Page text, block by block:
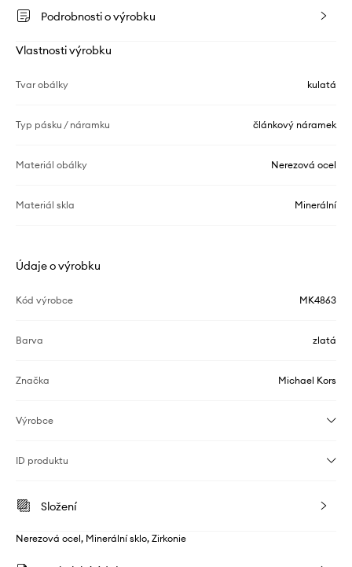
Podrobnosti o výrobku
Vlastnosti výrobku
Tvar obálky kulatá
Typ pásku / náramku článkový náramek
Materiál obálky Nerezová ocel
Materiál skla Minerální
Údaje o výrobku
Kód výrobce MK4863
Barva zlatá
Značka Michael Kors
Výrobce
ID produktu
Složení
Nerezová ocel, Minerální sklo, Zirkonie